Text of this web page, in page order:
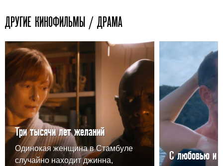
ДРУГИЕ КИНОФИЛЬМЫ / ДРАМА
Три тысячи лет желаний
Одинокая женщина в Стамбуле
случайно находит джинна,
С любовью и